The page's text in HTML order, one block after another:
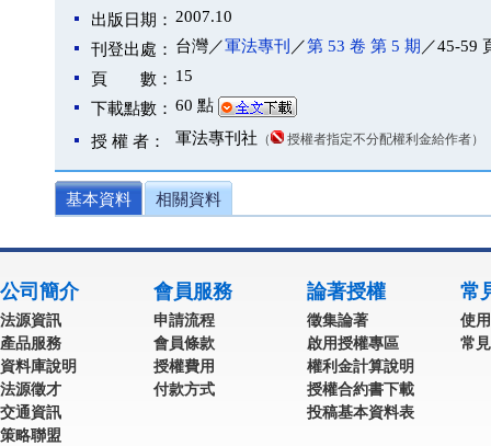
出版日期： 2007.10
刊登出處： 台灣／軍法專刊 ／第 53 卷 第 5 期 ／45-59
頁 數： 15
下載點數： 60 點
授 權 者： 軍法專刊社 （ 授權者指定不分配權利金給作者）
基本資料 相關資料
公司簡介
法源資訊
產品服務
資料庫說明
法源徵才
交通資訊
策略聯盟
會員服務
申請流程
會員條款
授權費用
付款方式
論著授權
徵集論著
啟用授權專區
權利金計算說明
授權合約書下載
投稿基本資料表
常
使
常